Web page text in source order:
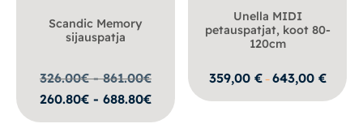
Scandic Memory
sijauspatja
326.00€ - 861.00€
260.80€ - 688.80€
Unella MIDI
petauspatjat, koot 80-
120cm
359,00 € – 643,00 €
359,00